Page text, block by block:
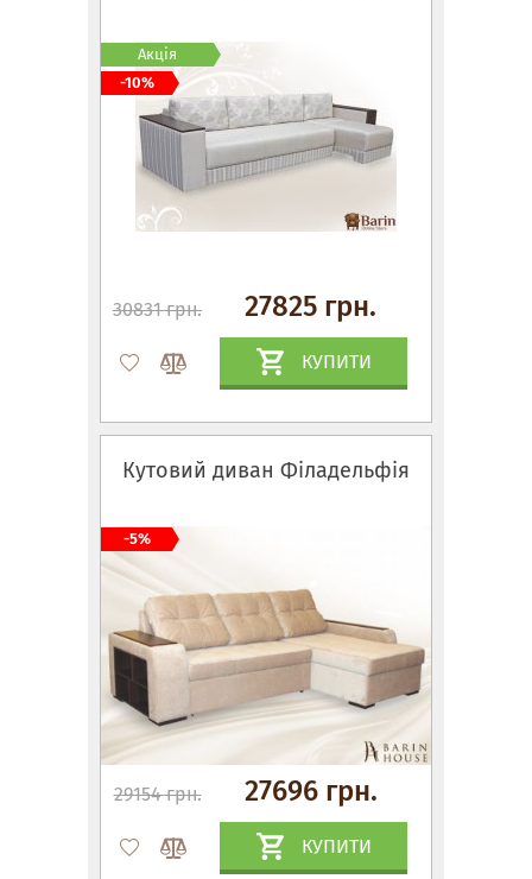
30831 грн. 27825 грн.
КУПИТИ
Акція
-10%
Кутовий диван Філадельфія
29154 грн. 27696 грн.
КУПИТИ
-5%